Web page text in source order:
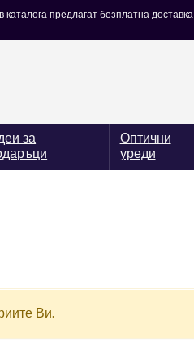
каталога предлагат безплатна доставка
за
Оптични
уреди
Ви.